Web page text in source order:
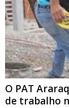
O PAT
de trabalho